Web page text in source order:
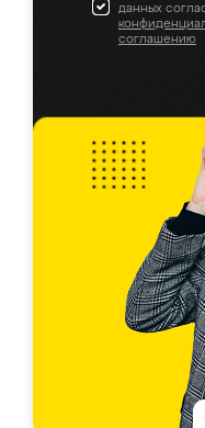
данных
соглашению